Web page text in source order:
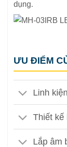
dụng.
ƯU ĐIỂM
Linh
Thiết kế
Lắp âm